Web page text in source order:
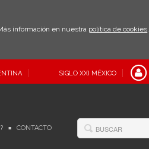
información en nuestra política de cookies.
SIGLO XXI MÉXICO
CONTACTO